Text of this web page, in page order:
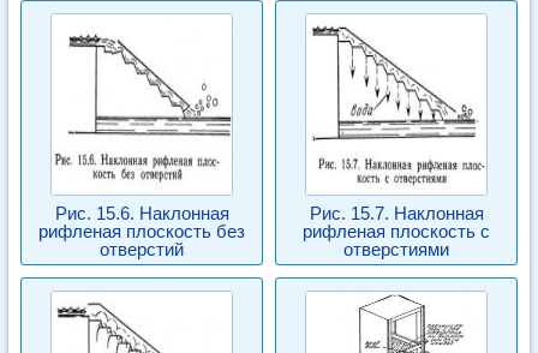
Рис. 15.6. Наклонная
рифленая плоскость без
отверстий
Рис. 15.7. Наклонная
рифленая плоскость с
отверстиями